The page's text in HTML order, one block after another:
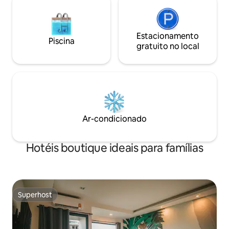
metros da estação Ekkamai BTS e do
complexo comercial Gateway Ekkamai
(cerca de 10 minutos a pé) . Há muitos
restaurantes locais nas proximidades, ao
tem um círculo de negócios completo,
correio Kerry Logistics/café Amazon/7-
11/vários restaurantes, etc. .
Restaurantes recomendados ao redor:
restaurante Michelin Baan Somtum
de café da
reservado com
Piscina
Estacionamento
gratuito no local
Ar-condicionado
Hotéis boutique ideais para famílias
Superhost
Superhost